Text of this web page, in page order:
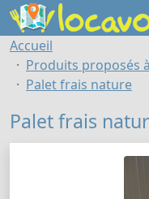
Accueil
Produits proposés
Palet frais nature
Palet frais